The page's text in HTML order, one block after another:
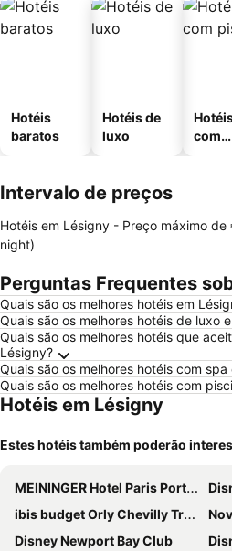
Hotéis
baratos
Hotéis de
luxo
com
Intervalo de preços
Hotéis em Lésigny - Preço máximo de
night)
Perguntas Frequentes
Quais são os melhores hotéis em
Quais são os melhores hotéis de luxo
Quais são os melhores hotéis que
Lésigny?
Quais são os melhores hotéis com spa
Quais são os melhores hotéis com
Hotéis em Lésigny
Estes hotéis também poderão
MEININGER Hotel Paris Porte De Vincennes
ibis budget Orly Chevilly Tram 7
Disney Newport Bay Club